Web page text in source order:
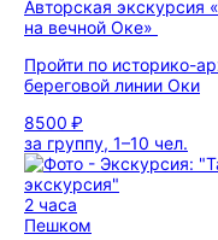
Авторская экскурсия
на вечной Оке»
Пройти по историко-
береговой линии Оки
8500 ₽
за группу, 1–10 чел.
2 часа
Пешком